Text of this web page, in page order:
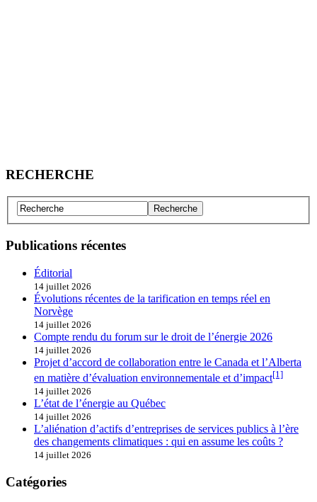
RECHERCHE
Publications récentes
Éditorial
14 juillet 2026
Évolutions récentes de la tarification en temps réel en
Norvège
14 juillet 2026
Compte rendu du forum sur le droit de l’énergie 2026
14 juillet 2026
Projet d’accord de collaboration entre le Canada et l’Alberta
en matière d’évaluation environnementale et d’impact[1]
14 juillet 2026
L’état de l’énergie au Québec
14 juillet 2026
L’aliénation d’actifs d’entreprises de services publics à l’ère
des changements climatiques : qui en assume les coûts ?
14 juillet 2026
Catégories